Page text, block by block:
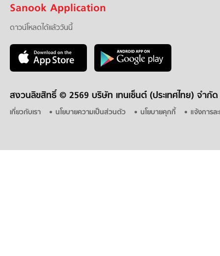
Sanook Application
ดาวน์โหลดได้แล้ววันนี้
สงวนลิขสิทธิ์ © 2569 บริษัท เทนเซ็นต์ (ประเทศไทย) จำกัด
เกี่ยวกับเรา นโยบายความเป็นส่วนตัว นโยบายคุกกี้ แจ้งการล